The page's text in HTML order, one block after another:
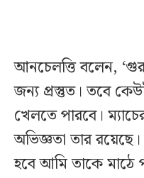
আনচেলত্তি বলেন,
জন্য প্রস্তুত। তবে
খেলতে পারবে।
অভিজ্ঞতা তার
হবে আমি তাকে মাঠে